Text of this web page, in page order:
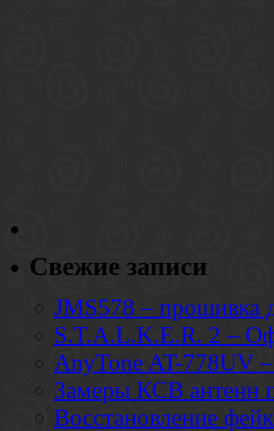
Свежие записи
JMS578 – прошивка
S.T.A.L.K.E.R. 2 –
AnyTone AT-778UV
Замеры КСВ антенн
Восстановление